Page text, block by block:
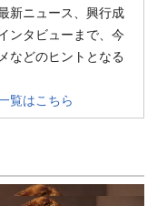
新ニュース、興行成
ンタビューまで、今
などのヒントとなる
覧はこちら